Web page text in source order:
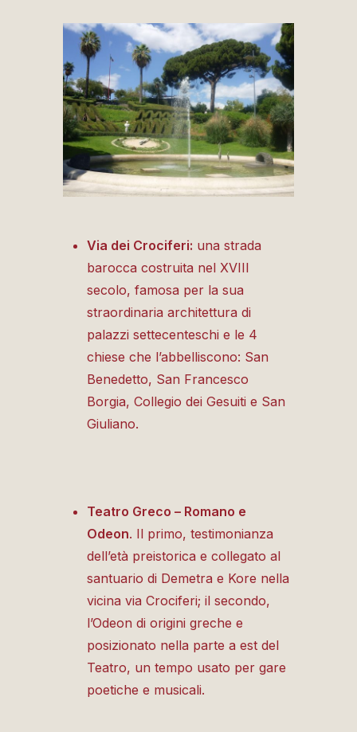
Via dei Crociferi: una strada
barocca costruita nel XVIII
secolo, famosa per la sua
straordinaria architettura di
palazzi settecenteschi e le 4
chiese che l’abbelliscono: San
Benedetto, San Francesco
Borgia, Collegio dei Gesuiti e San
Giuliano.
Teatro Greco – Romano e
Odeon. Il primo, testimonianza
dell’età preistorica e collegato al
santuario di Demetra e Kore nella
vicina via Crociferi; il secondo,
l’Odeon di origini greche e
posizionato nella parte a est del
Teatro, un tempo usato per gare
poetiche e musicali.